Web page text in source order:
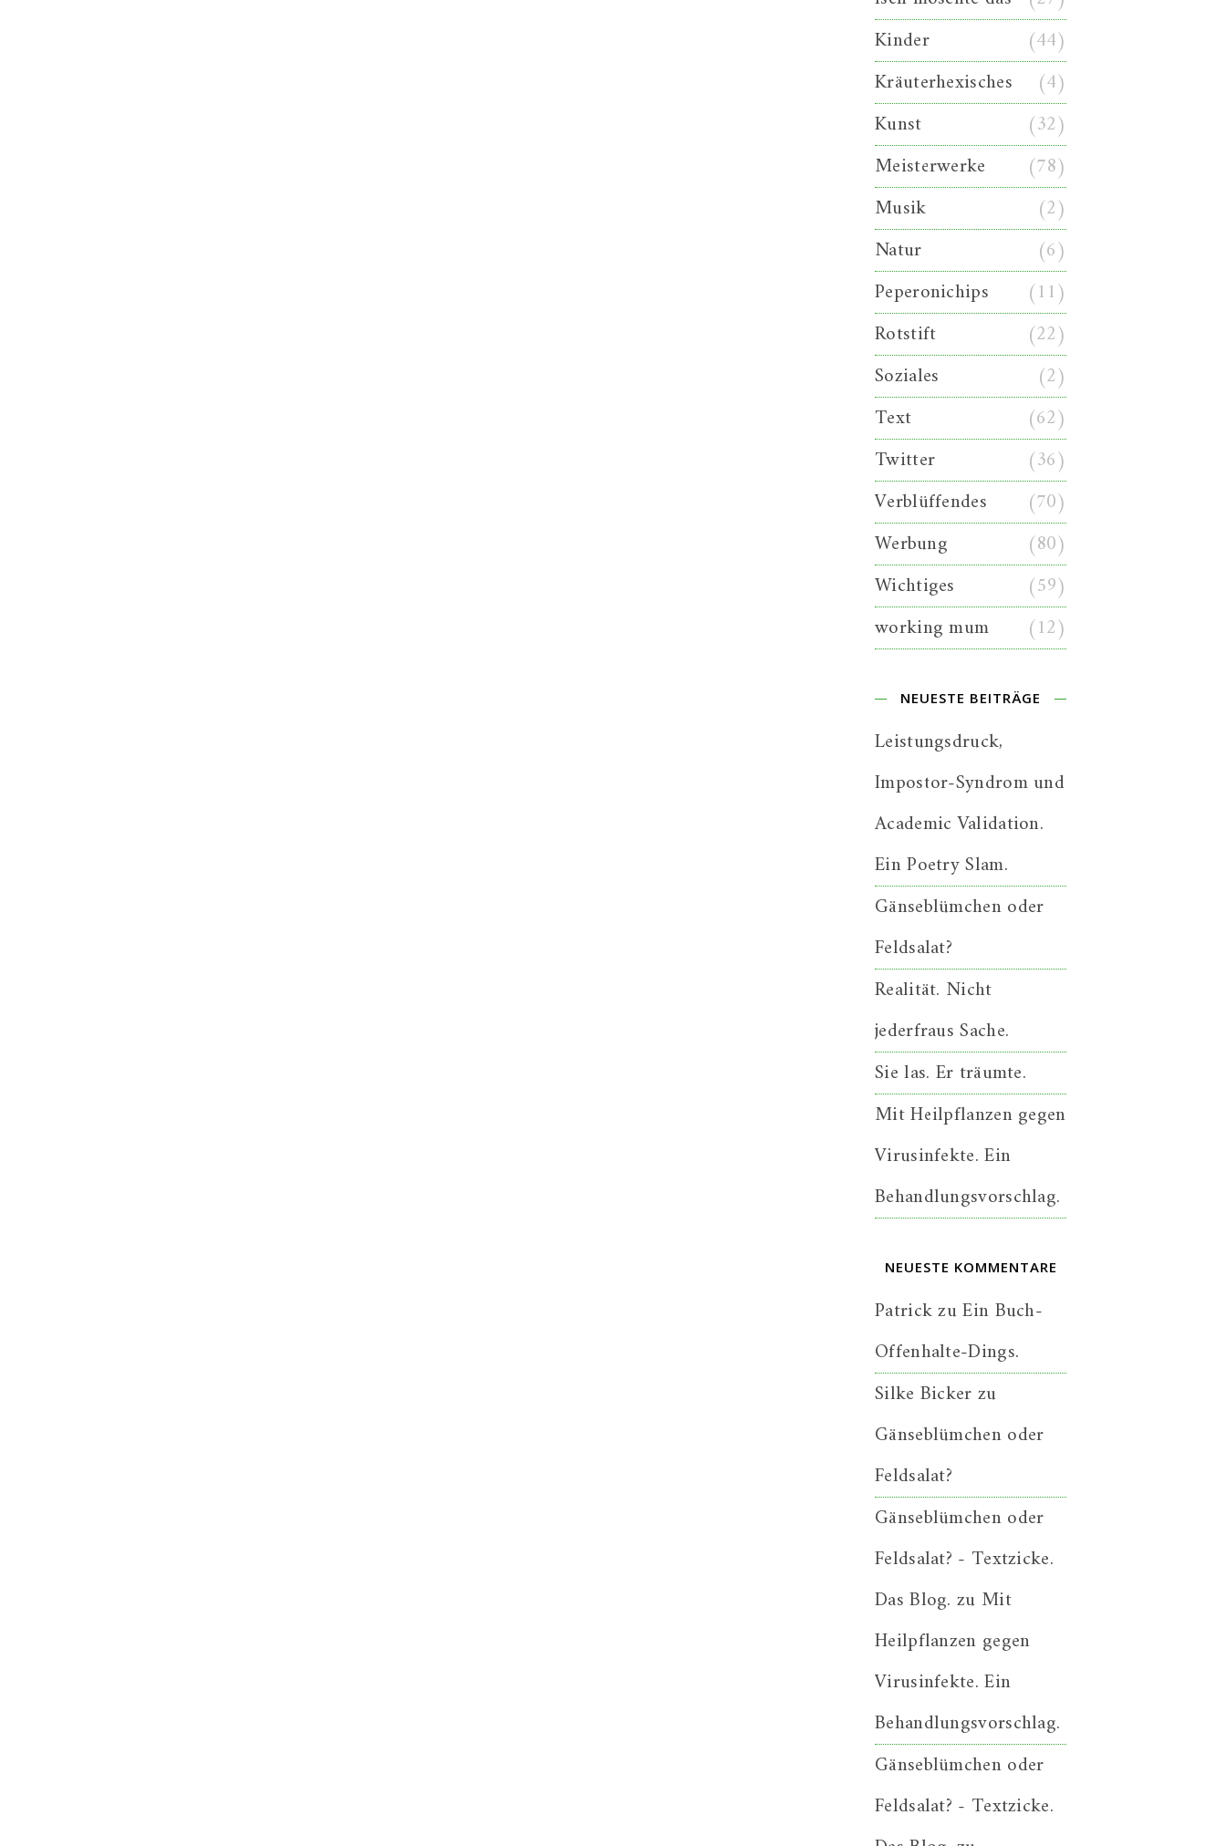
Kinder
(44)
Kräuterhexisches
(4)
Kunst
(32)
Meisterwerke
(78)
Musik
(2)
Natur
(6)
Peperonichips
(11)
Rotstift
(22)
Soziales
(2)
Text
(62)
Twitter
(36)
Verblüffendes
(70)
Werbung
(80)
Wichtiges
(59)
working mum
(12)
NEUESTE BEITRÄGE
Leistungsdruck,
Impostor-Syndrom und
Academic Validation.
Ein Poetry Slam.
Gänseblümchen oder
Feldsalat?
Realität. Nicht
jederfraus Sache.
Sie las. Er träumte.
Mit Heilpflanzen gegen
Virusinfekte. Ein
Behandlungsvorschlag.
NEUESTE KOMMENTARE
PatrickzuEin Buch-
Offenhalte-Dings.
Silke Bickerzu
Gänseblümchen oder
Feldsalat?
Gänseblümchen oder
Feldsalat? - Textzicke.
Das Blog. zu Mit
Heilpflanzen gegen
Virusinfekte. Ein
Behandlungsvorschlag.
Gänseblümchen oder
Feldsalat? - Textzicke.